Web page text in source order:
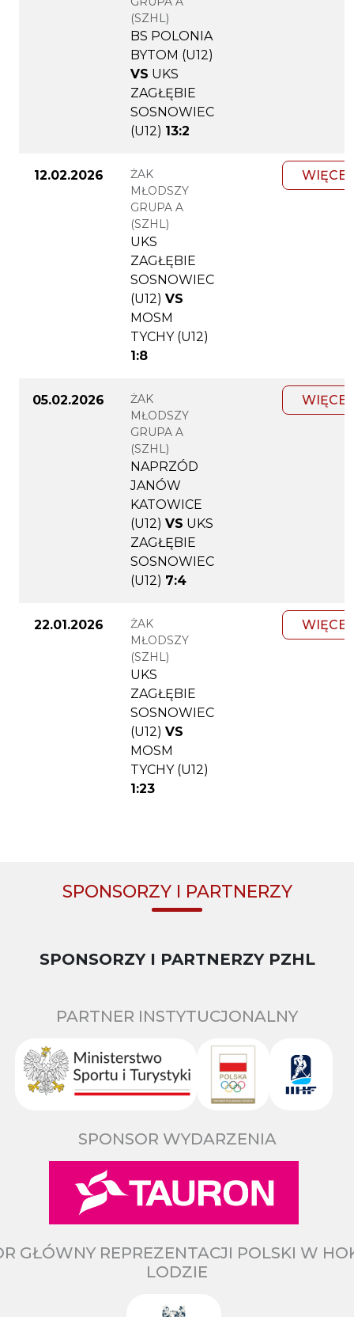
(SZHL)
BS POLONIA
BYTOM (U12)
VS UKS
ZAGŁĘBIE
SOSNOWIEC
(U12) 13:2
12.02.2026
ŻAK
MŁODSZY
GRUPA A
(SZHL)
UKS
ZAGŁĘBIE
SOSNOWIEC
(U12) VS
MOSM
TYCHY (U12)
1:8
WIĘCEJ
05.02.2026
ŻAK
MŁODSZY
GRUPA A
(SZHL)
NAPRZÓD
JANÓW
KATOWICE
(U12) VS UKS
ZAGŁĘBIE
SOSNOWIEC
(U12) 7:4
WIĘCEJ
22.01.2026
ŻAK
MŁODSZY
(SZHL)
UKS
ZAGŁĘBIE
SOSNOWIEC
(U12) VS
MOSM
TYCHY (U12)
1:23
WIĘCEJ
SPONSORZY I PARTNERZY
SPONSORZY I PARTNERZY PZHL
PARTNER INSTYTUCJONALNY
SPONSOR WYDARZENIA
GŁÓWNY REPREZENTACJI POLSKI W
LODZIE